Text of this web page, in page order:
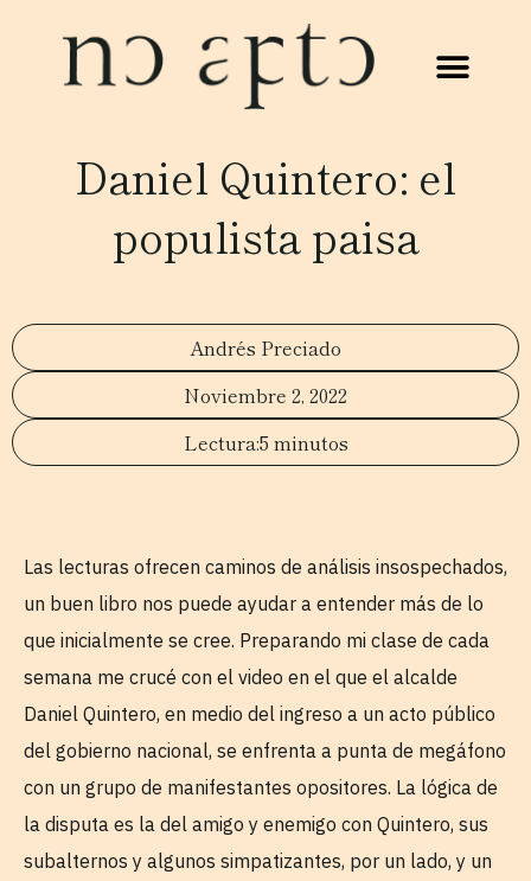
Daniel Quintero: el
populista paisa
Andrés Preciado
Noviembre 2, 2022
5 minutos
Las lecturas ofrecen caminos de análisis insospechados,
un buen libro nos puede ayudar a entender más de lo
que inicialmente se cree. Preparando mi clase de cada
semana me crucé con el video en el que el alcalde
Daniel Quintero, en medio del ingreso a un acto público
del gobierno nacional, se enfrenta a punta de megáfono
con un grupo de manifestantes opositores. La lógica de
la disputa es la del amigo y enemigo con Quintero, sus
subalternos y algunos simpatizantes, por un lado, y un